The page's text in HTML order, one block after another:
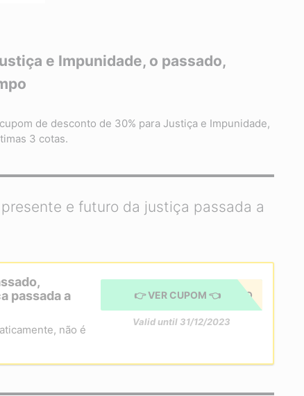
e Impunidade, o passado,
de desconto de 30% para Justiça e Impunidade,
3 cotas.
e futuro da justiça passada a
passada a
não é
CUPOM APLICADO
👉 VER CUPOM 👈
Valid until 31/12/2023